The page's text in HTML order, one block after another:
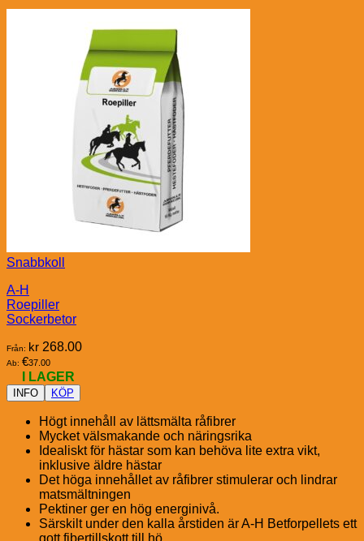
Snabbkoll
A-H
Roepiller
Sockerbetor
Från: kr 268.00
Ab: €37.00
I LAGER
INFO KÖP
Högt innehåll av lättsmälta råfibrer
Mycket välsmakande och näringsrika
Idealiskt för hästar som kan behöva lite extra vikt,
inklusive äldre hästar
Det höga innehållet av råfibrer stimulerar och lindrar
matsmältningen
Pektiner ger en hög energinivå.
Särskilt under den kalla årstiden är A-H Betforpellets ett
gott fibertillskott till hö.